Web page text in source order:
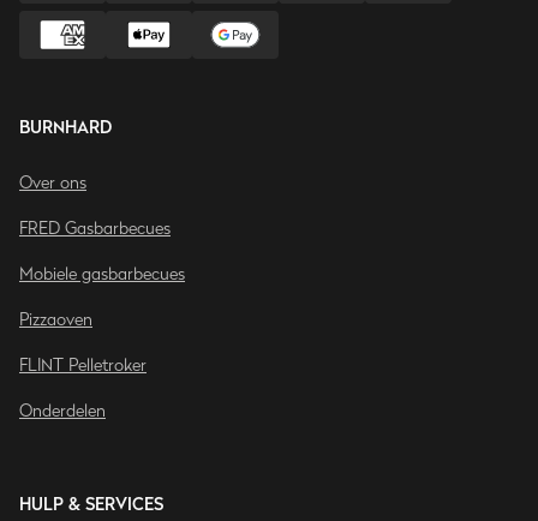
BURNHARD
Over ons
FRED Gasbarbecues
Mobiele gasbarbecues
Pizzaoven
FLINT Pelletroker
Onderdelen
HULP & SERVICES